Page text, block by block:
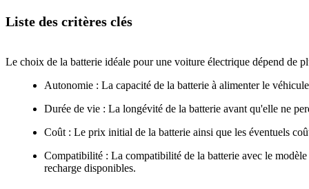
Liste des critères clés
Le choix de la batterie idéale pour une voiture électrique dépend de
Autonomie : La capacité de la batterie à alimenter le
Durée de vie : La longévité de la batterie avant qu'elle ne
Coût : Le prix initial de la batterie ainsi que les éventuels
Compatibilité : La compatibilité de la batterie avec le
recharge disponibles.